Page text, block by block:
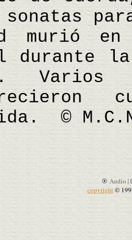
murió
durante
Varios
©
Audio |
copyright©